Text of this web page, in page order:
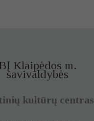
Klaipėdos m.
savivaldybės
kultūrų centras